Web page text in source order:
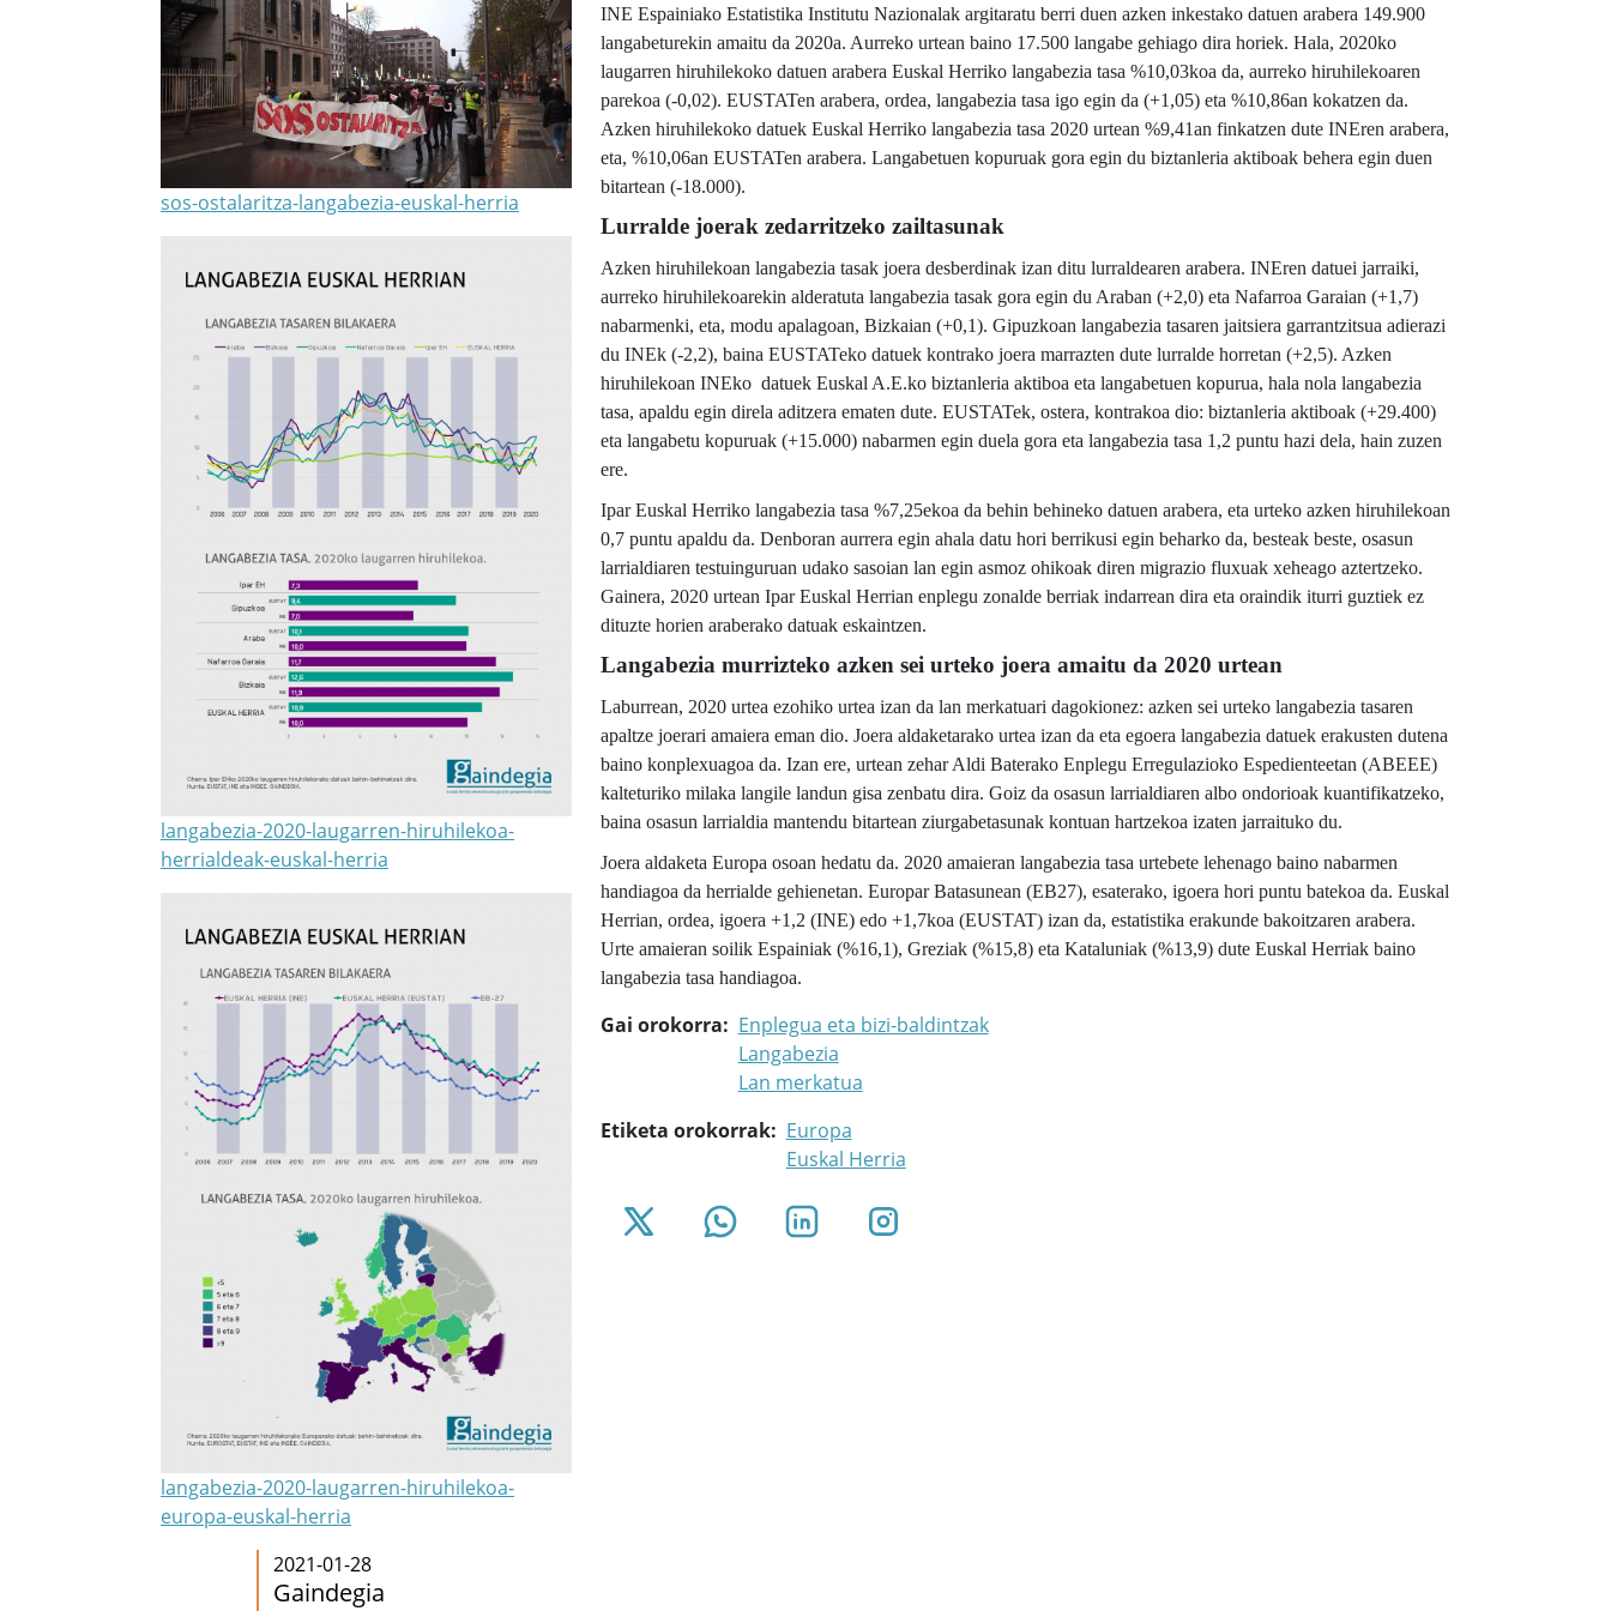
sos-ostalaritza-langabezia-euskal-herria
langabezia-2020-laugarren-hiruhilekoa-
herrialdeak-euskal-herria
langabezia-2020-laugarren-hiruhilekoa-
europa-euskal-herria
2021-01-28
Gaindegia
INE Espainiako Estatistika Institutu Nazionalak argitaratu berri duen azken inkestako datuen arabera 149.900
langabeturekin amaitu da 2020a. Aurreko urtean baino 17.500 langabe gehiago dira horiek. Hala, 2020ko
laugarren hiruhilekoko datuen arabera Euskal Herriko langabezia tasa %10,03koa da, aurreko hiruhilekoaren
parekoa (-0,02). EUSTATen arabera, ordea, langabezia tasa igo egin da (+1,05) eta %10,86an kokatzen da.
Azken hiruhilekoko datuek Euskal Herriko langabezia tasa 2020 urtean %9,41an finkatzen dute INEren arabera,
eta, %10,06an EUSTATen arabera. Langabetuen kopuruak gora egin du biztanleria aktiboak behera egin duen
bitartean (-18.000).
Lurralde joerak zedarritzeko zailtasunak
Azken hiruhilekoan langabezia tasak joera desberdinak izan ditu lurraldearen arabera. INEren datuei jarraiki,
aurreko hiruhilekoarekin alderatuta langabezia tasak gora egin du Araban (+2,0) eta Nafarroa Garaian (+1,7)
nabarmenki, eta, modu apalagoan, Bizkaian (+0,1). Gipuzkoan langabezia tasaren jaitsiera garrantzitsua adierazi
du INEk (-2,2), baina EUSTATeko datuek kontrako joera marrazten dute lurralde horretan (+2,5). Azken
hiruhilekoan INEko datuek Euskal A.E.ko biztanleria aktiboa eta langabetuen kopurua, hala nola langabezia
tasa, apaldu egin direla aditzera ematen dute. EUSTATek, ostera, kontrakoa dio: biztanleria aktiboak (+29.400)
eta langabetu kopuruak (+15.000) nabarmen egin duela gora eta langabezia tasa 1,2 puntu hazi dela, hain zuzen
ere.
Ipar Euskal Herriko langabezia tasa %7,25ekoa da behin behineko datuen arabera, eta urteko azken hiruhilekoan
0,7 puntu apaldu da. Denboran aurrera egin ahala datu hori berrikusi egin beharko da, besteak beste, osasun
larrialdiaren testuinguruan udako sasoian lan egin asmoz ohikoak diren migrazio fluxuak xeheago aztertzeko.
Gainera, 2020 urtean Ipar Euskal Herrian enplegu zonalde berriak indarrean dira eta oraindik iturri guztiek ez
dituzte horien araberako datuak eskaintzen.
Langabezia murrizteko azken sei urteko joera amaitu da 2020 urtean
Laburrean, 2020 urtea ezohiko urtea izan da lan merkatuari dagokionez: azken sei urteko langabezia tasaren
apaltze joerari amaiera eman dio. Joera aldaketarako urtea izan da eta egoera langabezia datuek erakusten dutena
baino konplexuagoa da. Izan ere, urtean zehar Aldi Baterako Enplegu Erregulazioko Espedienteetan (ABEEE)
kalteturiko milaka langile landun gisa zenbatu dira. Goiz da osasun larrialdiaren albo ondorioak kuantifikatzeko,
baina osasun larrialdia mantendu bitartean ziurgabetasunak kontuan hartzekoa izaten jarraituko du.
Joera aldaketa Europa osoan hedatu da. 2020 amaieran langabezia tasa urtebete lehenago baino nabarmen
handiagoa da herrialde gehienetan. Europar Batasunean (EB27), esaterako, igoera hori puntu batekoa da. Euskal
Herrian, ordea, igoera +1,2 (INE) edo +1,7koa (EUSTAT) izan da, estatistika erakunde bakoitzaren arabera.
Urte amaieran soilik Espainiak (%16,1), Greziak (%15,8) eta Kataluniak (%13,9) dute Euskal Herriak baino
langabezia tasa handiagoa.
Gai orokorra
Enplegua eta bizi-baldintzak
Langabezia
Lan merkatua
Etiketa orokorrak
Europa
Euskal Herria